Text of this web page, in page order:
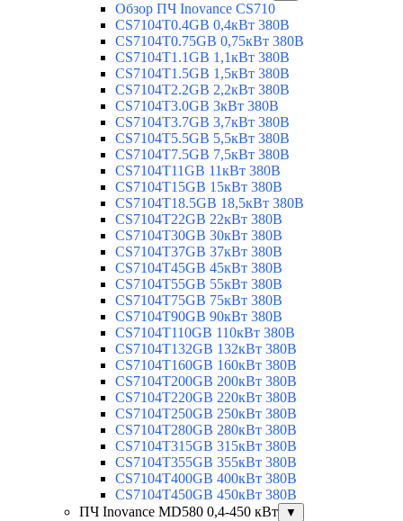
Обзор ПЧ Inovance CS710
CS7104T0.4GB 0,4кВт 380В
CS7104T0.75GB 0,75кВт 380В
CS7104T1.1GB 1,1кВт 380В
CS7104T1.5GB 1,5кВт 380В
CS7104T2.2GB 2,2кВт 380В
CS7104T3.0GB 3кВт 380В
CS7104T3.7GB 3,7кВт 380В
CS7104T5.5GB 5,5кВт 380В
CS7104T7.5GB 7,5кВт 380В
CS7104T11GB 11кВт 380В
CS7104T15GB 15кВт 380В
CS7104T18.5GB 18,5кВт 380В
CS7104T22GB 22кВт 380В
CS7104T30GB 30кВт 380В
CS7104T37GB 37кВт 380В
CS7104T45GB 45кВт 380В
CS7104T55GB 55кВт 380В
CS7104T75GB 75кВт 380В
CS7104T90GB 90кВт 380В
CS7104T110GB 110кВт 380В
CS7104T132GB 132кВт 380В
CS7104T160GB 160кВт 380В
CS7104T200GB 200кВт 380В
CS7104T220GB 220кВт 380В
CS7104T250GB 250кВт 380В
CS7104T280GB 280кВт 380В
CS7104T315GB 315кВт 380В
CS7104T355GB 355кВт 380В
CS7104T400GB 400кВт 380В
CS7104T450GB 450кВт 380В
ПЧ Inovance MD580 0,4-450 кВт
▼